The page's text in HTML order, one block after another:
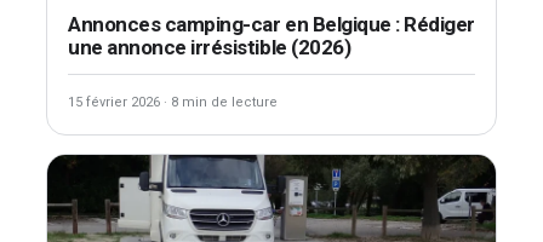
Annonces camping-car en Belgique : Rédiger
une annonce irrésistible (2026)
15 février 2026 · 8 min de lecture